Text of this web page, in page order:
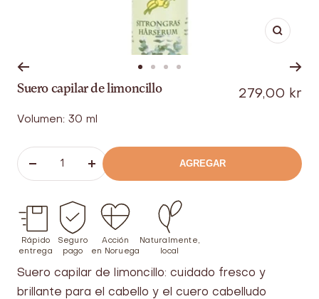
a a
Suero capilar de limoncillo Oferta
279,00 kr
Volumen: 30 ml
número
Aumentar
número
AGREGAR
Rápido
entrega
Seguro
pago
Acción
en Noruega
Naturalmente,
local
Suero capilar de limoncillo: cuidado fresco y
brillante para el cabello y el cuero cabelludo